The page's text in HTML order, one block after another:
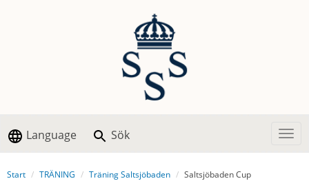
Language Sök
Start TRÄNING Träning Saltsjöbaden Saltsjöbaden Cup